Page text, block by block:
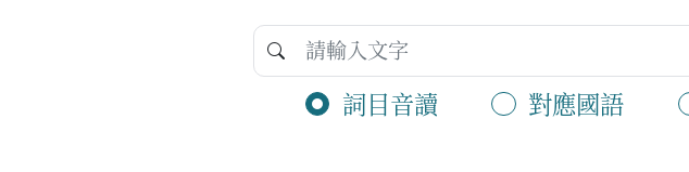
詞目音讀 對應國語